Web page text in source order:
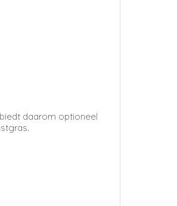
daarom optioneel